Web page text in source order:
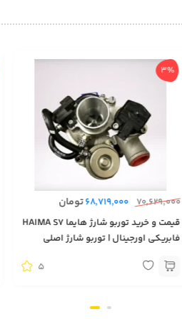
3%
70,629,000
68,719,000تومان
قیمت و خرید توربو شارژ هایما HAIMA S7
فابریکی اورجینال | توربو شارژ اصلی
شارژ فابریکی هایما اس۷
5